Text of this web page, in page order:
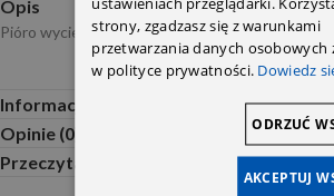
Opis
Pióro wycieraczki DB203 od 07.2003/209L+P
Informacje dodatkowe
Opinie (0)
Przeczytaj Przed Zakupem
strony, zgadzasz się z warunkami
przetwarzania danych osobowych
w polityce prywatności. Dowiedz
AKCEPTUJ
ODRZUĆ